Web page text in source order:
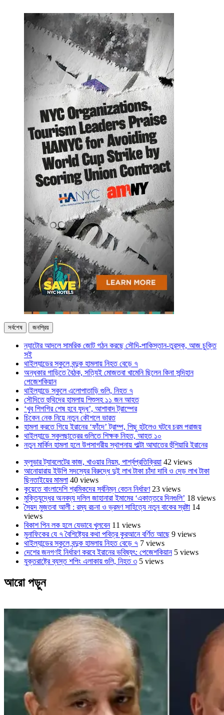
সর্বশেষ জনপ্রিয়
ন্যাটোর আদলে সামরিক জোট গঠন করছে সৌদি-পাকিস্তান-তুরস্ক, আজ চুক্তি
সই
থাইল্যান্ডের স্কুলে বন্দুক হামলায় নিহত বেড়ে ৭
অন্ধকার গাড়িতে বৈঠক, সত্যিই মোজতবা খামেনি ছিলেন কিনা সন্দিহান
পেজেশকিয়ান
থাইল্যান্ডে স্কুলে এলোপাতাড়ি গুলি, নিহত ৭
সৌদিতে হুথিদের হামলায় শিশুসহ ১১ জন আহত
‘খুব শিগগির শেষ হবে যুদ্ধ’, আশাবাদ ট্রাম্পের
চিকেন নেক নিয়ে নতুন কৌশলে ভারত
হামলা করতে গিয়ে ইরানের ‘ফাঁদে’ ট্রাম্প, পিছু হটলেও ঘটবে চরম পরাজয়
থাইল্যান্ডে স্কুলছাত্রের গুলিতে শিক্ষক নিহত, আহত ১০
নতুন মার্কিন হামলা হলে উপসাগরীয় স্থাপনায় পাল্টা আঘাতের হুঁশিয়ারি ইরানের
ফ্লুভার ট্যাবলেটের কাজ, খাওয়ার নিয়ম, পার্শ্বপ্রতিক্রিয়া 42 views
আনোয়ারায় ইউপি সদস্যের বিরুদ্ধে দুই লাখ টাকা চাঁদা দাবি ও দেড় লাখ টাকা
ছিনতাইয়ের মামলা 40 views
কুয়েতে বাংলাদেশি শ্রমিকদের সর্বনিম্ন বেতন নির্ধারণ 23 views
মুক্তিযুদ্ধের অনবদ্য দলিল জাহানারা ইমামের ‘একাত্তরে দিনগুলি’ 18 views
সৈয়দ মুজতবা আলী : রম্য রচনা ও ভ্রমণ সাহিত্যে নতুন বাকের স্রষ্টা 14
views
বিকাশ পিন লক হলে যেভাবে খুলবেন 11 views
মুনাফিকের যে ৭ বৈশিষ্ট্যের কথা পবিত্র কুরআনে বর্ণিত আছে 9 views
থাইল্যান্ডের স্কুলে বন্দুক হামলায় নিহত বেড়ে ৭ 7 views
দেশের জনগণই নির্ধারণ করবে ইরানের ভবিষ্যৎ: পেজেশকিয়ান 5 views
যুক্তরাষ্ট্রে ব্যস্ত শপিং এলাকায় গুলি, নিহত ৩ 5 views
আরো পড়ুন